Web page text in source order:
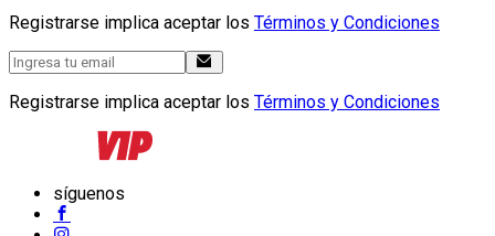
Registrarse implica aceptar los Términos y Condiciones
Registrarse implica aceptar los Términos y Condiciones
síguenos